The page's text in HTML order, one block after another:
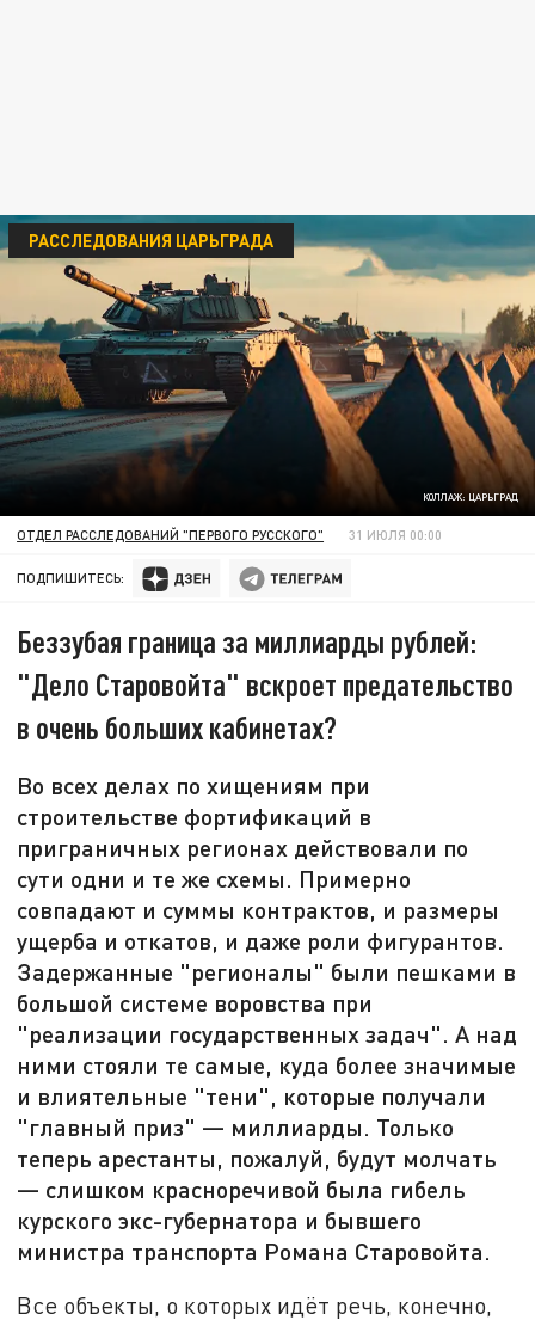
КОЛЛАЖ: ЦАРЬГРАД
РАССЛЕДОВАНИЯ ЦАРЬГРАДА
ОТДЕЛ РАССЛЕДОВАНИЙ "ПЕРВОГО РУССКОГО" 31 ИЮЛЯ 00:00
ПОДПИШИТЕСЬ:
Беззубая граница за миллиарды рублей:
"Дело Старовойта" вскроет предательство
в очень больших кабинетах?
Во всех делах по хищениям при
строительстве фортификаций в
приграничных регионах действовали по
сути одни и те же схемы. Примерно
совпадают и суммы контрактов, и размеры
ущерба и откатов, и даже роли фигурантов.
Задержанные "регионалы" были пешками в
большой системе воровства при
"реализации государственных задач". А над
ними стояли те самые, куда более значимые
и влиятельные "тени", которые получали
"главный приз" — миллиарды. Только
теперь арестанты, пожалуй, будут молчать
— слишком красноречивой была гибель
курского экс-губернатора и бывшего
министра транспорта Романа Старовойта.
Все объекты, о которых идёт речь, конечно,